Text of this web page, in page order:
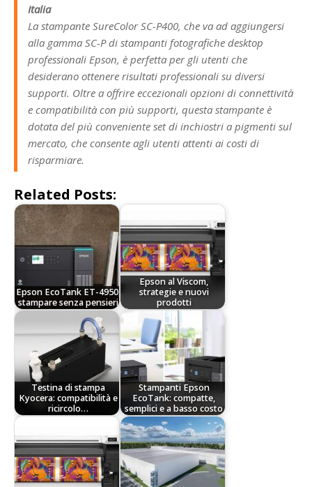
Italia
La stampante SureColor SC-P400, che va ad aggiungersi
alla gamma SC-P di stampanti fotografiche desktop
professionali Epson, è perfetta per gli utenti che
desiderano ottenere risultati professionali su diversi
supporti. Oltre a offrire eccezionali opzioni di connettività
e compatibilità con più supporti, questa stampante è
dotata del più conveniente set di inchiostri a pigmenti sul
mercato, che consente agli utenti attenti ai costi di
risparmiare.
Related Posts:
Epson EcoTank ET-4950,
stampare senza pensieri
Epson al Viscom,
strategie e nuovi
prodotti
Testina di stampa
Kyocera: compatibilità e
ricircolo…
Stampanti Epson
EcoTank: compatte,
semplici e a basso costo